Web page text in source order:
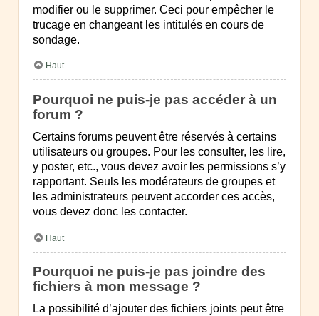
modifier ou le supprimer. Ceci pour empêcher le
trucage en changeant les intitulés en cours de
sondage.
Haut
Pourquoi ne puis-je pas accéder à un
forum ?
Certains forums peuvent être réservés à certains
utilisateurs ou groupes. Pour les consulter, les lire,
y poster, etc., vous devez avoir les permissions s’y
rapportant. Seuls les modérateurs de groupes et
les administrateurs peuvent accorder ces accès,
vous devez donc les contacter.
Haut
Pourquoi ne puis-je pas joindre des
fichiers à mon message ?
La possibilité d’ajouter des fichiers joints peut être